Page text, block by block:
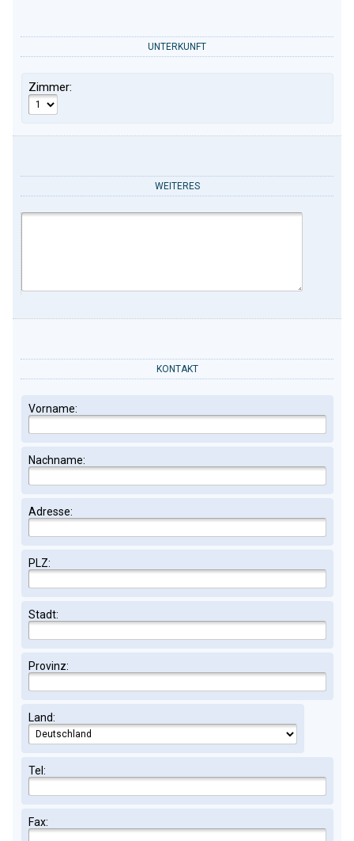
UNTERKUNFT
Zimmer:
WEITERES
KONTAKT
Vorname:
Nachname:
Adresse:
PLZ:
Stadt:
Provinz:
Land:
Tel:
Fax: